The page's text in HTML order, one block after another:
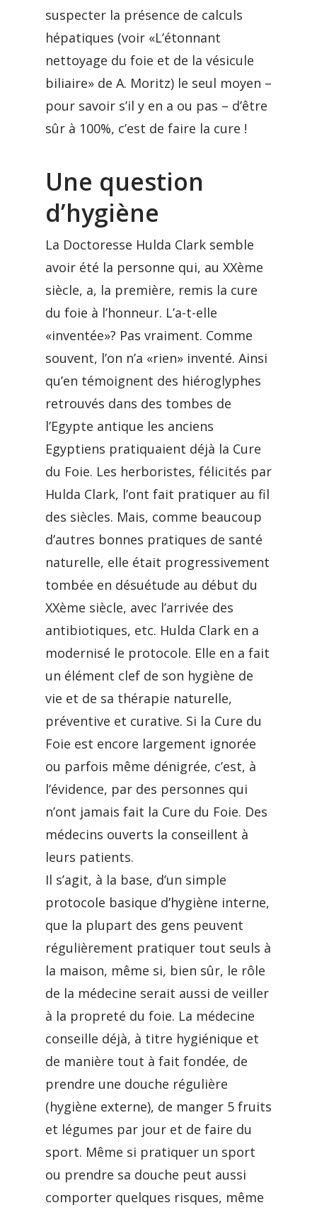
suspecter la présence de calculs
hépatiques (voir «L’étonnant
nettoyage du foie et de la vésicule
biliaire» de A. Moritz) le seul moyen –
pour savoir s’il y en a ou pas – d’être
sûr à 100%, c’est de faire la cure !
Une question
d’hygiène
La Doctoresse Hulda Clark semble
avoir été la personne qui, au XXème
siècle, a, la première, remis la cure
du foie à l’honneur. L’a-t-elle
«inventée»? Pas vraiment. Comme
souvent, l’on n’a «rien» inventé. Ainsi
qu’en témoignent des hiéroglyphes
retrouvés dans des tombes de
l’Egypte antique les anciens
Egyptiens pratiquaient déjà la Cure
du Foie. Les herboristes, félicités par
Hulda Clark, l’ont fait pratiquer au fil
des siècles. Mais, comme beaucoup
d’autres bonnes pratiques de santé
naturelle, elle était progressivement
tombée en désuétude au début du
XXème siècle, avec l’arrivée des
antibiotiques, etc. Hulda Clark en a
modernisé le protocole. Elle en a fait
un élément clef de son hygiène de
vie et de sa thérapie naturelle,
préventive et curative. Si la Cure du
Foie est encore largement ignorée
ou parfois même dénigrée, c’est, à
l’évidence, par des personnes qui
n’ont jamais fait la Cure du Foie. Des
médecins ouverts la conseillent à
leurs patients.
Il s’agit, à la base, d’un simple
protocole basique d’hygiène interne,
que la plupart des gens peuvent
régulièrement pratiquer tout seuls à
la maison, même si, bien sûr, le rôle
de la médecine serait aussi de veiller
à la propreté du foie. La médecine
conseille déjà, à titre hygiénique et
de manière tout à fait fondée, de
prendre une douche régulière
(hygiène externe), de manger 5 fruits
et légumes par jour et de faire du
sport. Même si pratiquer un sport
ou prendre sa douche peut aussi
comporter quelques risques, même